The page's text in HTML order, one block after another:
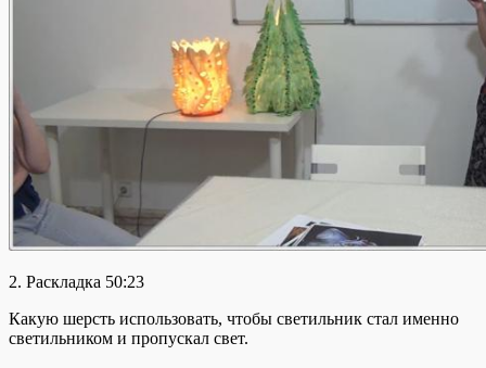
2. Раскладка 50:23
Какую шерсть использовать, чтобы светильник стал именно
светильником и пропускал свет.